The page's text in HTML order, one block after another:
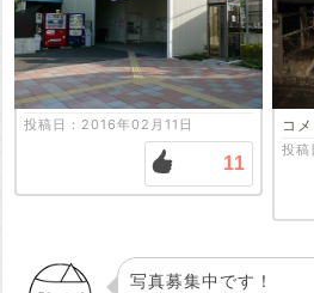
投稿日：2016年02月11日
11
コ
投
写真募集中です！